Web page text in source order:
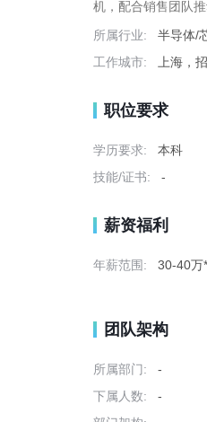
机，配合销售团队
所属行业:
半导体/
工作城市:
上海，
职位要求
学历要求: 本科
技能/证书:
-
薪资福利
年薪范围: 30-40万
团队架构
所属部门:
-
下属人数:
-